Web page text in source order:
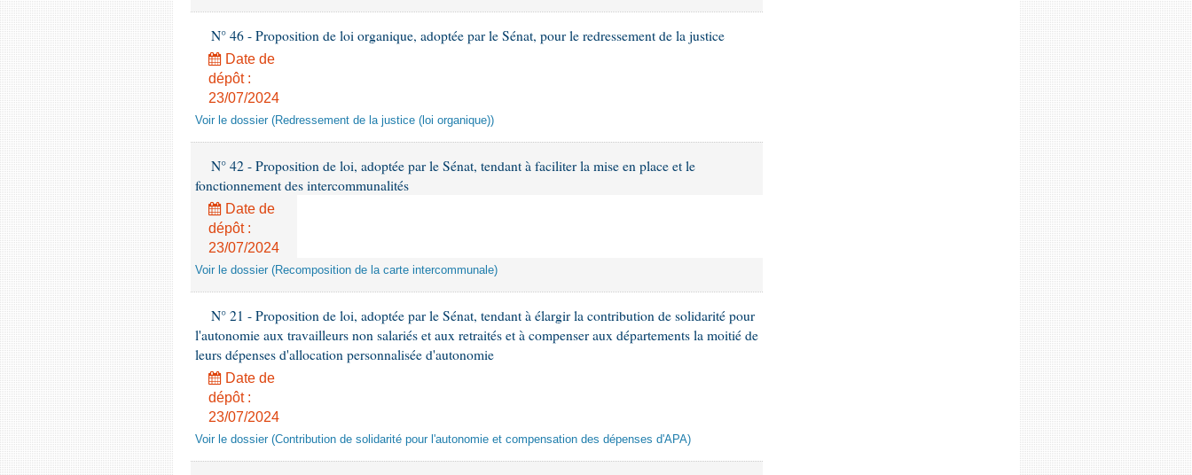
N° 46 - Proposition de loi organique, adoptée par le Sénat, pour le redressement de la justice
Date de
dépôt :
23/07/2024
Voir le dossier (Redressement de la justice (loi organique))
N° 42 - Proposition de loi, adoptée par le Sénat, tendant à faciliter la mise en place et le
fonctionnement des intercommunalités
Date de
dépôt :
23/07/2024
Voir le dossier (Recomposition de la carte intercommunale)
N° 21 - Proposition de loi, adoptée par le Sénat, tendant à élargir la contribution de solidarité pour
l'autonomie aux travailleurs non salariés et aux retraités et à compenser aux départements la moitié de
leurs dépenses d'allocation personnalisée d'autonomie
Date de
dépôt :
23/07/2024
Voir le dossier (Contribution de solidarité pour l'autonomie et compensation des dépenses d'APA)